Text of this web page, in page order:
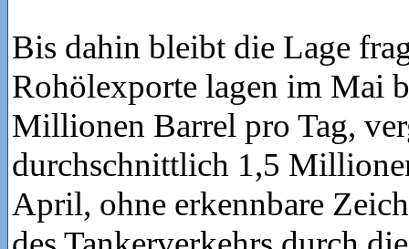
Bis dahin bleibt die Lage
Rohölexporte lagen im Mai
Millionen Barrel pro Tag,
durchschnittlich 1,5
April, ohne erkennbare